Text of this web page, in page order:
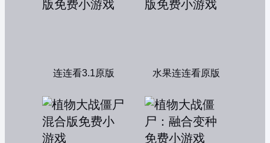
连连看3.1原版 水果连连看原版